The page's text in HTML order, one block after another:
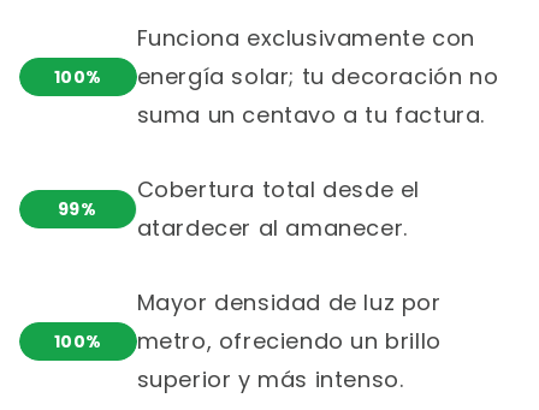
100%
Funciona exclusivamente con
energía solar; tu decoración no
suma un centavo a tu factura.
99%
Cobertura total desde el
atardecer al amanecer.
100%
Mayor densidad de luz por
metro, ofreciendo un brillo
superior y más intenso.